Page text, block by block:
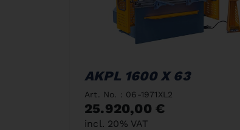
AKPL 1600 X 63
Art. No. : 06-1971XL2
25.920,00 €
incl. 20% VAT